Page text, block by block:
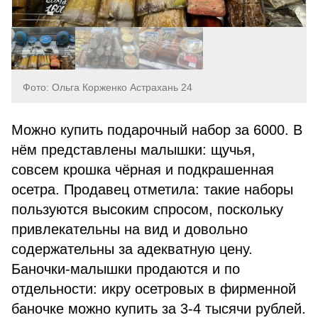
Фото: Ольга Корженко Астрахань 24
Можно купить подарочный набор за 6000. В
нём представлены малышки: щучья,
совсем крошка чёрная и подкрашенная
осетра. Продавец отметила: такие наборы
пользуются высоким спросом, поскольку
привлекательны на вид и довольно
содержательны за адекватную цену.
Баночки-малышки продаются и по
отдельности: икру осетровых в фирменной
баночке можно купить за 3-4 тысячи рублей.